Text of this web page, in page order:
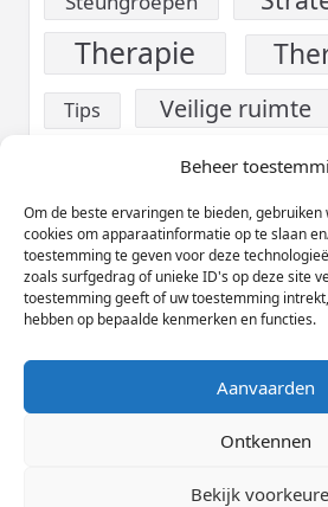
Beheer
Om de beste ervaringen te bieden, gebruiken
cookies om apparaatinformatie op te slaan
toestemming te geven voor deze
zoals surfgedrag of unieke ID's op deze site
toestemming geeft of uw toestemming
hebben op bepaalde kenmerken en functies.
Aanvaarden
Ontkennen
Bekijk
Therapie
Tips Veilige ruimte
verslaving
Welzijn Werk
Zelfzorg
Copyright © 2026Yuki Magazine